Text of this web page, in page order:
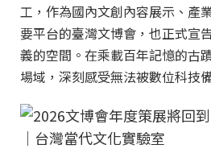
工，作為國內文創內容展示、產
要平台的臺灣文博會，也正式宣
義的空間。在乘載百年記憶的古
場域，深刻感受無法被數位科技